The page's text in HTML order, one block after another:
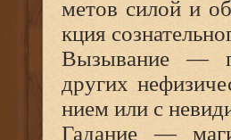
метов силой и
кция
Вызывание —
других
нием или с
Гадание —